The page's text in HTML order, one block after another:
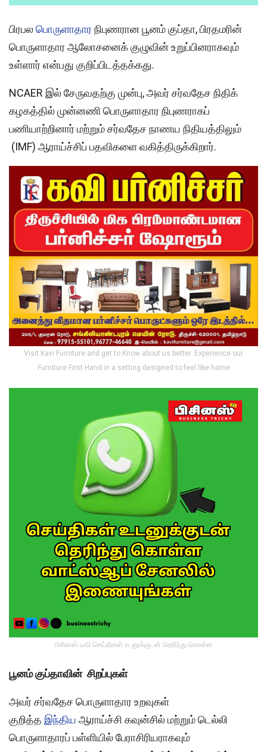
பிரபல பொருளாதாரநிபுணரான பூனம் குப்தா, பிரதமரின்
பொருளாதார ஆலோசனைக் குழுவின் உறுப்பினராகவும்
உள்ளார் என்பது குறிப்பிடத்தக்கது.
NCAER இல் சேருவதற்கு முன்பு, அவர் சர்வதேச நிதிக்
கழகத்தில் முன்னணி பொருளாதார நிபுணராகப்
பணியாற்றினார் மற்றும் சர்வதேச நாணய நிதியத்திலும்
(IMF) ஆராய்ச்சிப் பதவிகளை வகித்திருக்கிறார்.
Visit Kavi Furniture and get to Know about us better. Experience our
Furniture First Hand in a setting designed to feel like home
பிசினஸ் டிவி செய்திகள் உடனுக்குடன் தெரிந்து கொள்ள
பூனம் குப்தாவின் சிறப்புகள்
அவர் சர்வதேச பொருளாதார உறவுகள்
குறித்த இந்திய ஆராய்ச்சி கவுன்சில் மற்றும் டெல்லி
பொருளாதாரப் பள்ளியில் பேராசிரியராகவும்